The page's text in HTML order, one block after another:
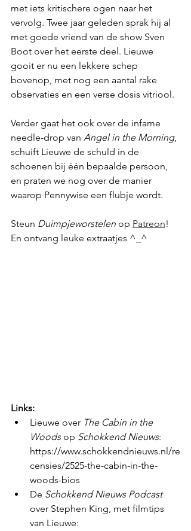
met iets kritischere ogen naar het
vervolg. Twee jaar geleden sprak hij al
met goede vriend van de show Sven
Boot over het eerste deel. Lieuwe
gooit er nu een lekkere schep
bovenop, met nog een aantal rake
observaties en een verse dosis vitriool.
Verder gaat het ook over de infame
needle-drop van Angel in the Morning,
schuift Lieuwe de schuld in de
schoenen bij één bepaalde persoon,
en praten we nog over de manier
waarop Pennywise een flubje wordt.
Steun Duimpjeworstelen op Patreon!
En ontvang leuke extraatjes ^_^
Links:
Lieuwe over The Cabin in the
Woods op Schokkend Nieuws:
https://www.schokkendnieuws.nl/re
censies/2525-the-cabin-in-the-
woods-bios
De Schokkend Nieuws Podcast
over Stephen King, met filmtips
van Lieuwe: